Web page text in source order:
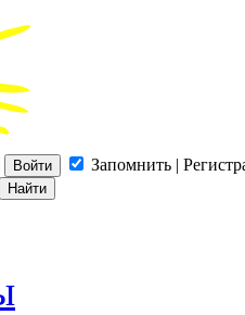
Запомнить |